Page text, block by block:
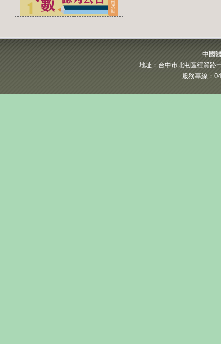
中國
地址：台中市北屯區經貿路
服務專線：